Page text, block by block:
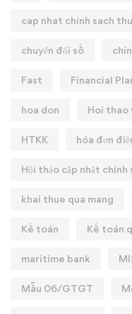
cap nhat chinh sach
chuyển đổi số
Fast Financial
hoa don Hoi thao
HTKK hóa đơn
Hội thảo cập nhật chính
khai thue qua mang
Kế toán Kế toán
maritime bank
Mẫu 06/GTGT